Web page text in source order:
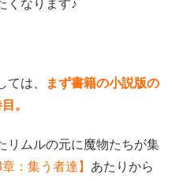
くなります♪
は、
まず書籍の小説版の
。
リムルの元に魔物たちが集
章：集う者達】 あたりから